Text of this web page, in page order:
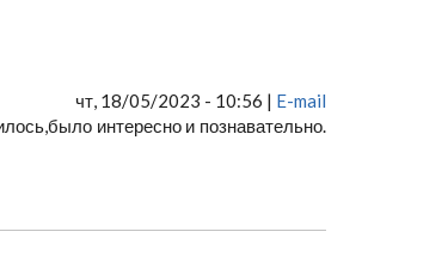
чт, 18/05/2023 - 10:56 | E-mail
интересно и познавательно.